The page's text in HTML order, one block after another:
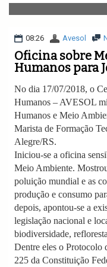
08:26 Avesol
Oficina sobre
Humanos para
No dia 17/07/2018, o
Humanos – AVESOL
Humanos e Meio
Marista de Formação
Alegre/RS.
Iniciou-se a oficina
Meio Ambiente.
poluição mundial e as
produção e consumo
depois, apontou-se a
legislação nacional e
biodiversidade,
Dentre eles o
225 da Constituição